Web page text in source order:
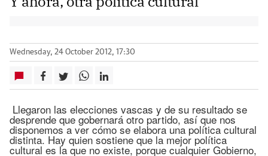
Wednesday, 24 October 2012, 17:30
Llegaron las elecciones vascas y de su resultado se
desprende que gobernará otro partido, así que nos
disponemos a ver cómo se elabora una política cultural
distinta. Hay quien sostiene que la mejor política
cultural es la que no existe, porque cualquier Gobierno,